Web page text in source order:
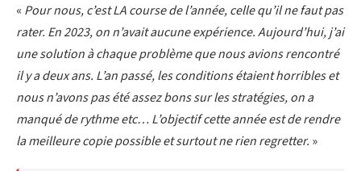
« Pour nous, c’est LA course de l’année, celle qu’il ne faut pas
rater. En 2023, on n’avait aucune expérience. Aujourd’hui, j’ai
une solution à chaque problème que nous avions rencontré
il y a deux ans. L’an passé, les conditions étaient horribles et
nous n’avons pas été assez bons sur les stratégies, on a
manqué de rythme etc… L’objectif cette année est de rendre
la meilleure copie possible et surtout ne rien regretter. »